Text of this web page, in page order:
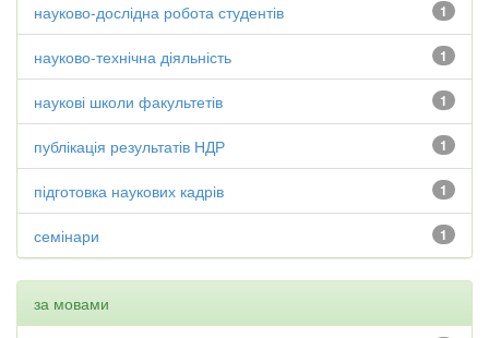
1
науково-дослідна робота студентів
1
науково-технічна діяльність
1
наукові школи факультетів
1
публікація результатів НДР
1
підготовка наукових кадрів
1
семінари
за мовами